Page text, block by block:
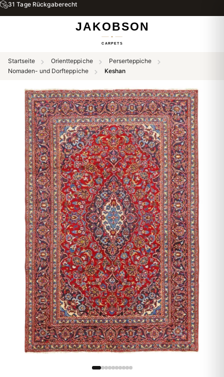
31 Tage Rückgaberecht
Startseite Orientteppiche
Perserteppiche
Nomaden- und Dorfteppiche
Keshan